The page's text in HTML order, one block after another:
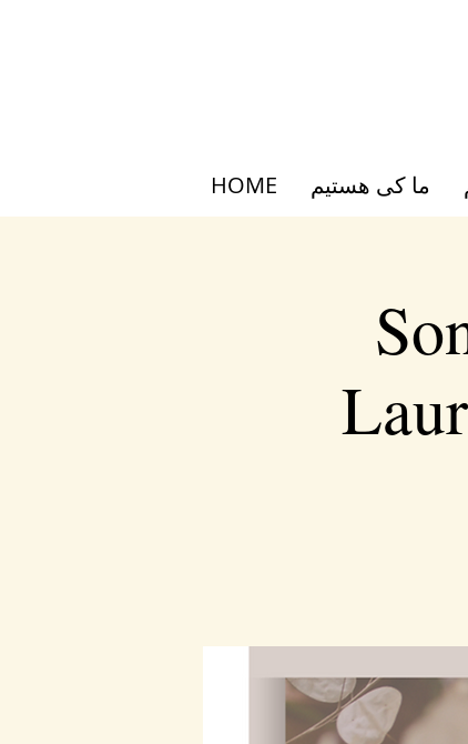
HOME ما کی هستیم